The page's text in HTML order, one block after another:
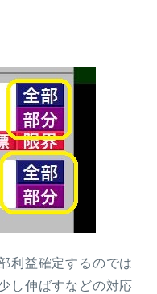
利益確定するのでは
し伸ばすなどの対応